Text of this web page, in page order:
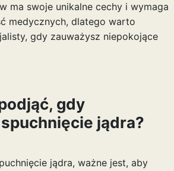
ma swoje unikalne cechy i wymaga
medycznych, dlatego warto
gdy zauważysz niepokojące
gdy
jądra?
jądra, ważne jest, aby